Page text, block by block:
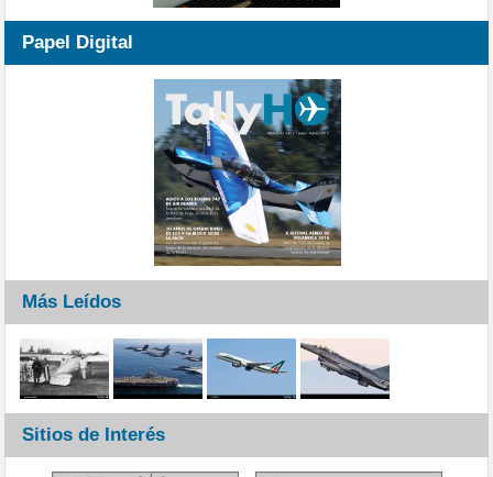
Papel Digital
Más Leídos
Sitios de Interés